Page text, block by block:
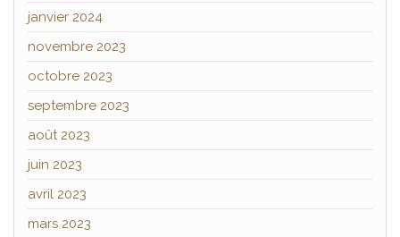
janvier 2024
novembre 2023
octobre 2023
septembre 2023
août 2023
juin 2023
avril 2023
mars 2023